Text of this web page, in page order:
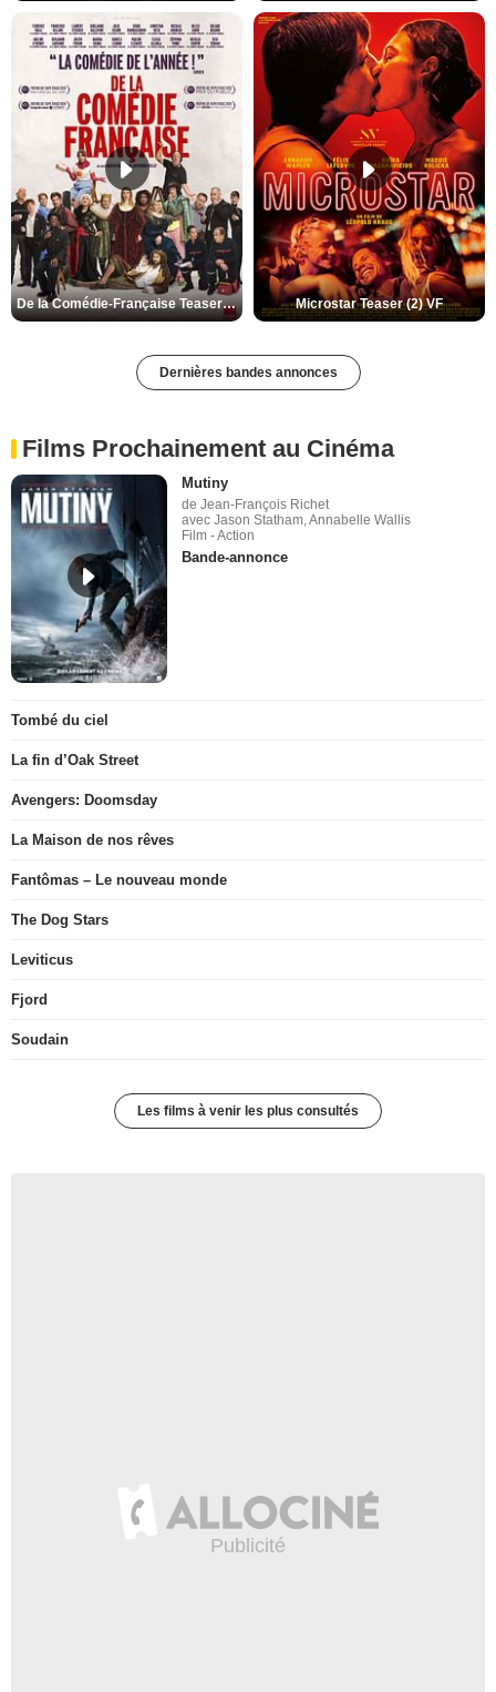
De la Comédie-Française Teaser (3) VF Microstar Teaser (2) VF
Dernières bandes annonces
Films Prochainement au Cinéma
Mutiny
de Jean-François Richet
avec Jason Statham, Annabelle Wallis
Film - Action
Bande-annonce
Tombé du ciel
La fin d’Oak Street
Avengers: Doomsday
La Maison de nos rêves
Fantômas – Le nouveau monde
The Dog Stars
Leviticus
Fjord
Soudain
Les films à venir les plus consultés